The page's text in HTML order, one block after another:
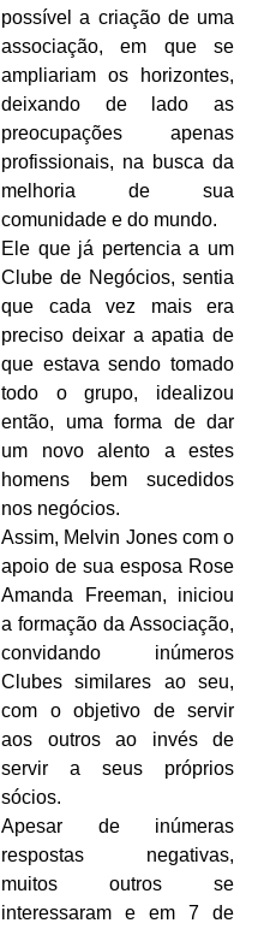
possível a criação de uma
associação, em que se
ampliariam os horizontes,
deixando de lado as
preocupações apenas
profissionais, na busca da
melhoria de sua
comunidade e do mundo.
Ele que já pertencia a um
Clube de Negócios, sentia
que cada vez mais era
preciso deixar a apatia de
que estava sendo tomado
todo o grupo, idealizou
então, uma forma de dar
um novo alento a estes
homens bem sucedidos
nos negócios.
Assim, Melvin Jones com o
apoio de sua esposa Rose
Amanda Freeman, iniciou
a formação da Associação,
convidando inúmeros
Clubes similares ao seu,
com o objetivo de servir
aos outros ao invés de
servir a seus próprios
sócios.
Apesar de inúmeras
respostas negativas,
muitos outros se
interessaram e em 7 de